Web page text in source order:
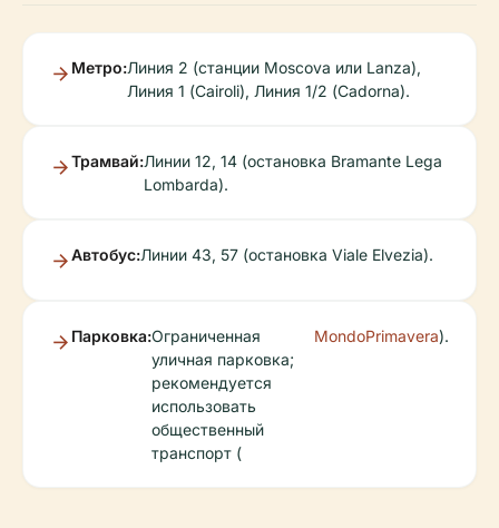
Метро:Линия 2 (станции Moscova или Lanza),
Линия 1 (Cairoli), Линия 1/2 (Cadorna).
Трамвай:Линии 12, 14 (остановка Bramante Lega
Lombarda).
Автобус:Линии 43, 57 (остановка Viale Elvezia).
Парковка:Ограниченная
уличная парковка;
рекомендуется
использовать
общественный
транспорт (
MondoPrimavera).